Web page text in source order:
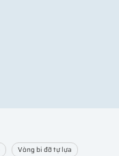
Vòng bi đỡ tự lựa